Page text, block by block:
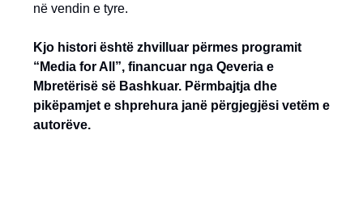
në vendin e tyre.
Kjo histori është zhvilluar përmes programit
“Media for All”, financuar nga Qeveria e
Mbretërisë së Bashkuar. Përmbajtja dhe
pikëpamjet e shprehura janë përgjegjësi vetëm e
autorëve.